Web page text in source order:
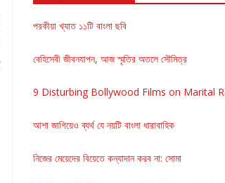
পরকীয়া খ্যাত ১১টি বাংলা ছবি
বেহিসেবী জীবনযাপন, আজ স্মৃতির অতলে সৌমিত্র
9 Disturbing Bollywood Films on Marital
আশা জাগিয়েও ব্যর্থ যে নয়টি বাংলা ধারাবাহিক
নিজের মেয়েদের বিয়েতে কন্যাদান করব না: সোমা